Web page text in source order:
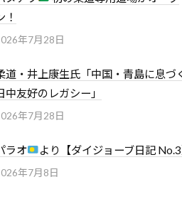
！
年7月28日
道・井上康生氏「中国・青島に息づ
中友好のレガシー」
年7月28日
ラオ より【ダイジョーブ日記 No.3
年7月8日